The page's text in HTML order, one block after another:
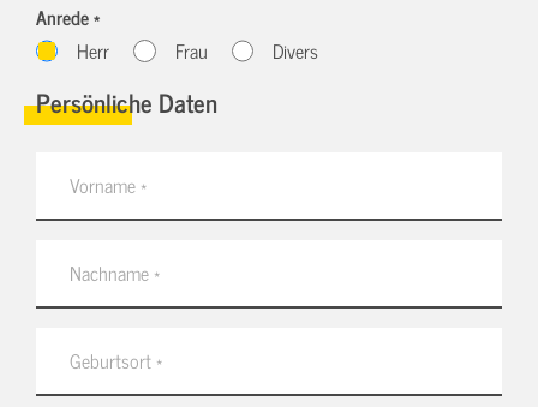
Anrede *
Herr
Frau Divers
Persönliche Daten